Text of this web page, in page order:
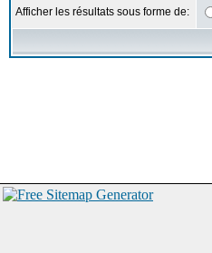
Afficher les résultats sous forme de: